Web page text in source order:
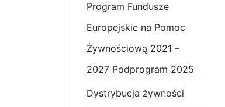
Program Fundusze
Europejskie na Pomoc
Żywnościową 2021 –
2027 Podprogram 2025
Dystrybucja żywności